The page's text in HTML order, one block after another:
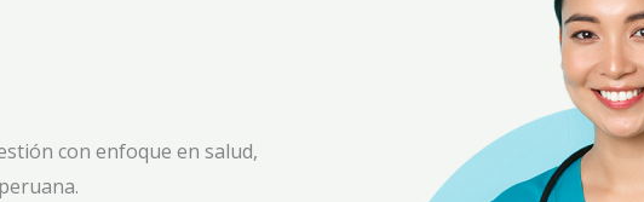
con enfoque en salud,